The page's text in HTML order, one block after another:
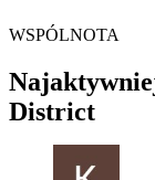
WSPÓLNOTA
District